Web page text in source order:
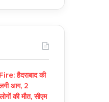
हैदराबाद की
आग, 2
की मौत, सीएम